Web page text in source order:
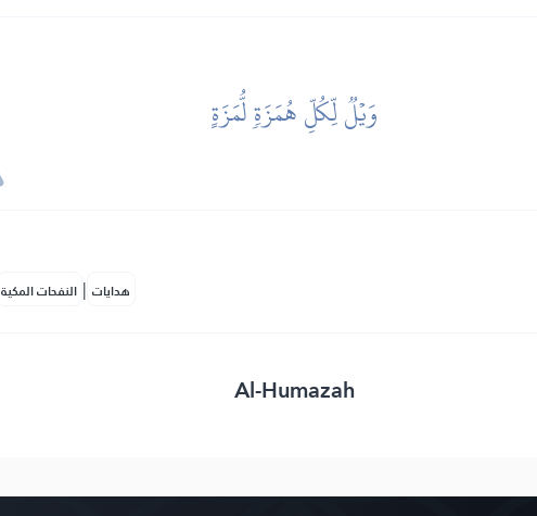
وَيۡلٞ لِّكُلِّ هُمَزَةٖ لُّمَزَةٍ
النفحات المكية | هدايات
Al-Humazah